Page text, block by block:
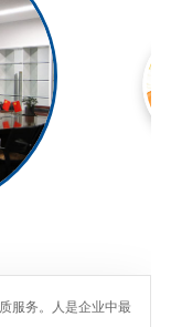
服务。人是企业中最